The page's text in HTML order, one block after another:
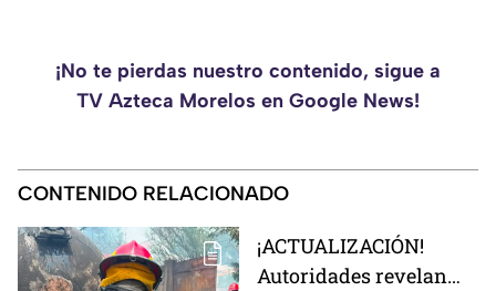
¡No te pierdas nuestro contenido, sigue a
TV Azteca Morelos en Google News!
CONTENIDO RELACIONADO
¡ACTUALIZACIÓN!
Autoridades revelan